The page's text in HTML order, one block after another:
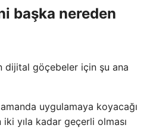
başka nereden
dijital göçebeler için şu ana
uygulamaya koyacağı
yıla kadar geçerli olması